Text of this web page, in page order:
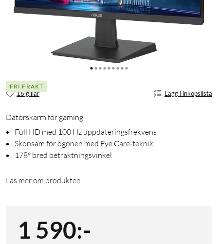
FRI FRAKT
16 gillar Lägg i inköpslista
Datorskärm för gaming
Full HD med 100 Hz uppdateringsfrekvens
Skonsam för ögonen med Eye Care-teknik
178° bred betraktningsvinkel
Läs mer om produkten
1 590:-